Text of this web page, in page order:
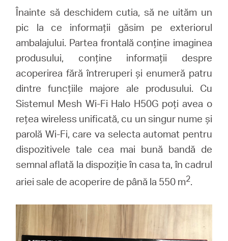
Înainte să deschidem cutia, să ne uităm un
pic la ce informații găsim pe exteriorul
ambalajului. Partea frontală conține imaginea
produsului, conține informații despre
acoperirea fără întreruperi și enumeră patru
dintre funcțiile majore ale produsului. Cu
Sistemul Mesh Wi-Fi Halo H50G poți avea o
rețea wireless unificată, cu un singur nume și
parolă Wi-Fi, care va selecta automat pentru
dispozitivele tale cea mai bună bandă de
semnal aflată la dispoziție în casa ta, în cadrul
ariei sale de acoperire de până la 550 m2.